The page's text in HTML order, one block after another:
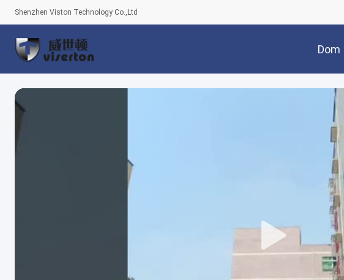
Shenzhen Viston Technology Co.,Ltd
Dom